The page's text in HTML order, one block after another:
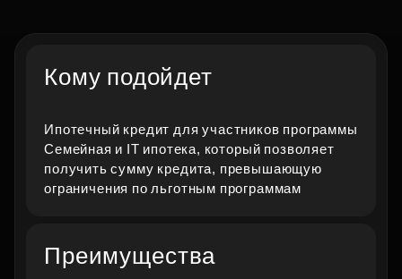
Комбо‑ипотека
совмещения льготной и стандартной
ипотеки
Получить консультацию
Кому подойдет
Ипотечный кредит для участников программы
Семейная и IT ипотека, который позволяет
получить сумму кредита, превышающую
ограничения по льготным программам
Преимущества